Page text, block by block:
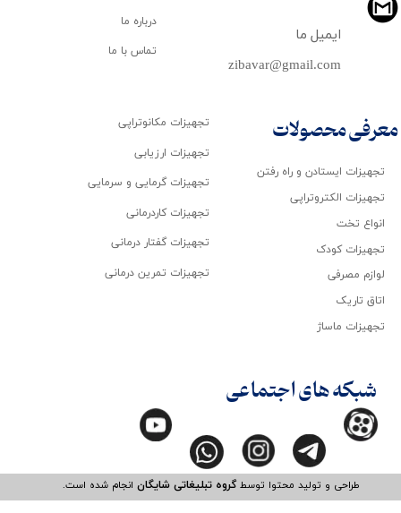
zibavar@gmail.com
ایمیل ما
طراحی و تولید محتوا توسطگروه تبلیغاتی شایگانانجام شده است.​​​​​​​
تجهیزات ایستادن و راه رفتن
تجهیزات الکتروتراپی
انواع تخت
تجهیزات کودک
لوازم مصرفی
اتاق تاریک
تجهیزات ماساژ
درباره ما
تماس با ما
تجهیزات مکانوتراپی
تجهیزات ارزیابی
تجهیزات گرمایی و سرمایی
تجهیزات کاردرمانی
تجهیزات گفتار درمانی
تجهیزات تمرین درمانی
معرفی محصولات
شبکه های اجتماعی